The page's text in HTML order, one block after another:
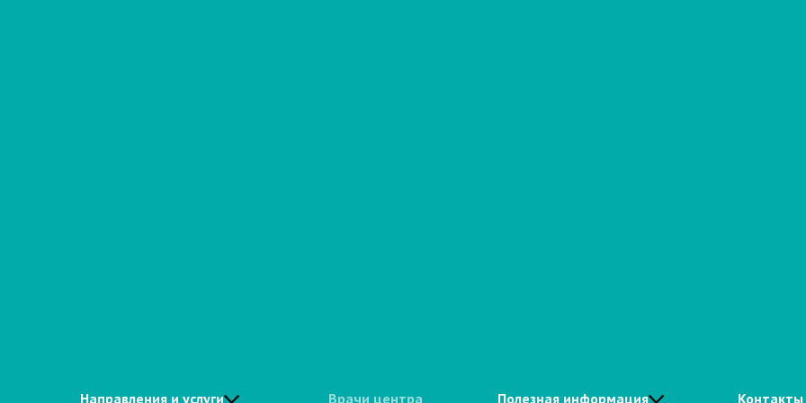
Направления и услуги Врачи центра Полезная информация Контакты